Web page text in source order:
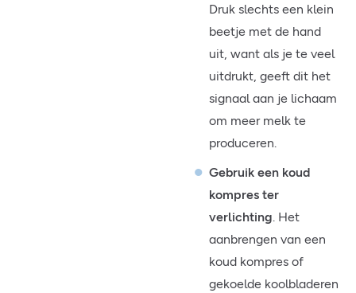
Druk slechts een klein
beetje met de hand
uit, want als je te veel
uitdrukt, geeft dit het
signaal aan je lichaam
om meer melk te
produceren.
Gebruik een koud
kompres ter
verlichting. Het
aanbrengen van een
koud kompres of
gekoelde koolbladeren